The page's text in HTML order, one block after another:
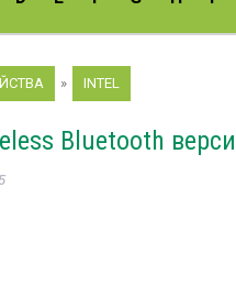
» INTEL
Bluetooth